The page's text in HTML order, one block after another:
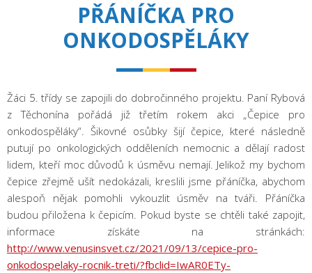
PŘÁNÍČKA PRO
ONKODOSPĚLÁKY
Žáci 5. třídy se zapojili do dobročinného projektu. Paní Rybová
z Těchonína pořádá již třetím rokem akci „Čepice pro
onkodospěláky“. Šikovné osůbky šijí čepice, které následně
putují po onkologických odděleních nemocnic a dělají radost
lidem, kteří moc důvodů k úsměvu nemají. Jelikož my bychom
čepice zřejmě ušít nedokázali, kreslili jsme přáníčka, abychom
alespoň nějak pomohli vykouzlit úsměv na tváři. Přáníčka
budou přiložena k čepicím. Pokud byste se chtěli také zapojit,
informace získáte na stránkách:
http://www.venusinsvet.cz/2021/09/13/cepice-pro-
onkodospelaky-rocnik-treti/?fbclid=IwAR0ETy-